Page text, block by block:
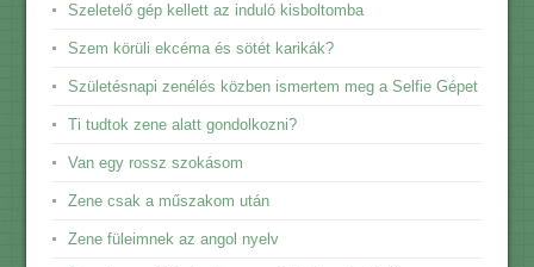
Szeletelő gép kellett az induló kisboltomba
Szem körüli ekcéma és sötét karikák?
Születésnapi zenélés közben ismertem meg a Selfie Gépet
Ti tudtok zene alatt gondolkozni?
Van egy rossz szokásom
Zene csak a műszakom után
Zene füleimnek az angol nyelv